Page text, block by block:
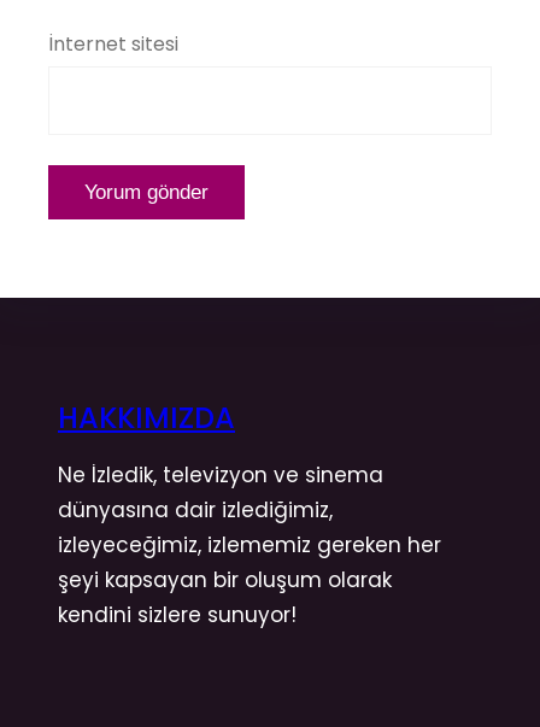
İnternet sitesi
HAKKIMIZDA
Ne İzledik, televizyon ve sinema
dünyasına dair izlediğimiz,
izleyeceğimiz, izlememiz gereken her
şeyi kapsayan bir oluşum olarak
kendini sizlere sunuyor!